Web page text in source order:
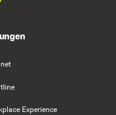
Experience